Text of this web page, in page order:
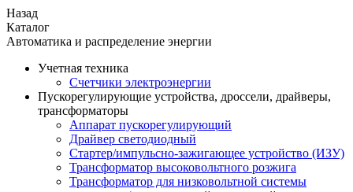
Назад
Каталог
Автоматика и распределение энергии
Учетная техника
Счетчики электроэнергии
Пускорегулирующие устройства, дроссели, драйверы,
трансформаторы
Аппарат пускорегулирующий
Драйвер светодиодный
Стартер/импульсно-зажигающее устройство (ИЗУ)
Трансформатор высоковольтного розжига
Трансформатор для низковольтной системы